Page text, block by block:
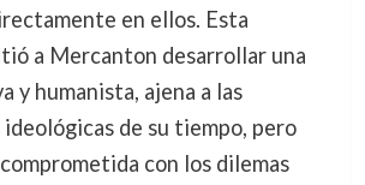
en ellos. Esta
a Mercanton desarrollar una
y humanista, ajena a las
de su tiempo, pero
con los dilemas